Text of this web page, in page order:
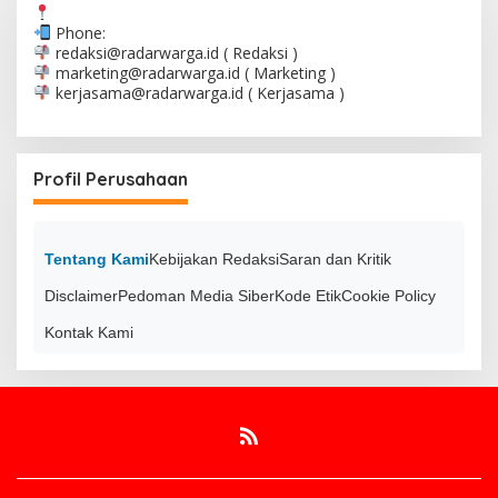
Phone:
redaksi@radarwarga.id ( Redaksi )
marketing@radarwarga.id ( Marketing )
kerjasama@radarwarga.id ( Kerjasama )
Profil Perusahaan
Tentang KamiKebijakan RedaksiSaran dan Kritik
DisclaimerPedoman Media SiberKode EtikCookie Policy
Kontak Kami